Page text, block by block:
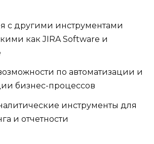
с другими инструментами
как JIRA Software и
по автоматизации и
бизнес-процессов
инструменты для
и отчетности